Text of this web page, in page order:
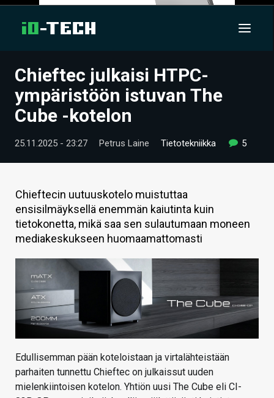
UUTISET
ARTIKKELIT
VIDEOT
TECHBBS
TIETOA
HINTA.FI
KAUPPA
VAIHDA TEEMA
HAKU
Chieftec julkaisi HTPC-
ympäristöön istuvan The
Cube -kotelon
25.11.2025 - 23:27 Petrus Laine Tietotekniikka 5
Chieftecin uutuuskotelo muistuttaa
ensisilmäyksellä enemmän kaiutinta kuin
tietokonetta, mikä saa sen sulautumaan moneen
mediakeskukseen huomaamattomasti
Edullisemman pään koteloistaan ja virtalähteistään
parhaiten tunnettu Chieftec on julkaissut uuden
mielenkiintoisen kotelon. Yhtiön uusi The Cube eli CI-